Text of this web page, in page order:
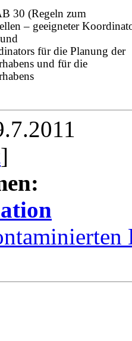
30 (Regeln zum
– geeigneter
für die Planung der
und für die
]